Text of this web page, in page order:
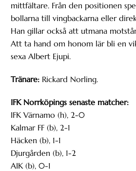
mittfältare. Från den positionen
bollarna till vingbackarna eller
Han gillar också att utmana
Att ta hand om honom lär bli en
sexa Albert Ejupi.
Tränare: Rickard Norling.
IFK Norrköpings senaste matcher:
IFK Värnamo (h), 2-0
Kalmar FF (b), 2-1
Häcken (b), 1-1
Djurgården (b), 1-2
AIK (b), 0-1